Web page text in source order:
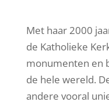
Met haar 2000
de Katholieke
monumenten en
de hele wereld.
andere vooral